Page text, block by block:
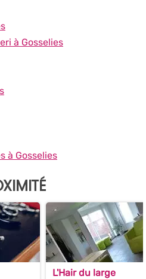
à Gosselies
à Gosselies
L'Hair du large